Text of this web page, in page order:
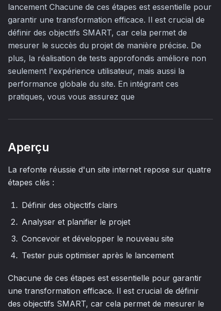
lancement Chacune de ces étapes est essentielle pour
garantir une transformation efficace. Il est crucial de
définir des objectifs SMART, car cela permet de
mesurer le succès du projet de manière précise. De
plus, la réalisation de tests approfondis améliore non
seulement l'expérience utilisateur, mais aussi la
performance globale du site. En intégrant ces
pratiques, vous vous assurez que
Aperçu
La refonte réussie d'un site internet repose sur quatre
étapes clés :
Définir des objectifs clairs
Analyser et planifier le projet
Concevoir et développer le nouveau site
Tester puis optimiser après le lancement
Chacune de ces étapes est essentielle pour garantir
une transformation efficace. Il est crucial de définir
des objectifs SMART, car cela permet de mesurer le